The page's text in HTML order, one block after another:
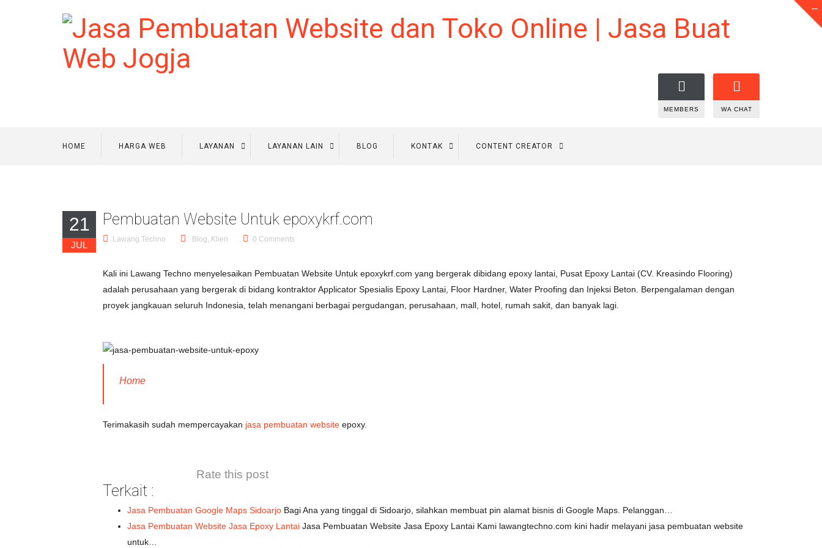
MEMBERS WA CHAT
HOME HARGA WEB LAYANAN LAYANAN LAIN BLOG KONTAK CONTENT CREATOR
21
JUL
Pembuatan Website Untuk epoxykrf.com
Lawang Techno Blog, Klien 0 Comments
Kali ini Lawang Techno menyelesaikan Pembuatan Website Untuk epoxykrf.com yang bergerak dibidang epoxy lantai, Pusat Epoxy Lantai (CV. Kreasindo Flooring)
adalah perusahaan yang bergerak di bidang kontraktor Applicator Spesialis Epoxy Lantai, Floor Hardner, Water Proofing dan Injeksi Beton. Berpengalaman dengan
proyek jangkauan seluruh Indonesia, telah menangani berbagai pergudangan, perusahaan, mall, hotel, rumah sakit, dan banyak lagi.
Home
Terimakasih sudah mempercayakan jasa pembuatan website epoxy.
Rate this post
Terkait :
Jasa Pembuatan Google Maps Sidoarjo Bagi Ana yang tinggal di Sidoarjo, silahkan membuat pin alamat bisnis di Google Maps. Pelanggan…
Jasa Pembuatan Website Jasa Epoxy Lantai Jasa Pembuatan Website Jasa Epoxy Lantai Kami lawangtechno.com kini hadir melayani jasa pembuatan website
untuk…